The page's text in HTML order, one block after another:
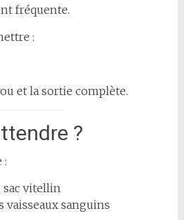
fréquente.
:
et la sortie complète.
?
:
vitellin
vaisseaux sanguins